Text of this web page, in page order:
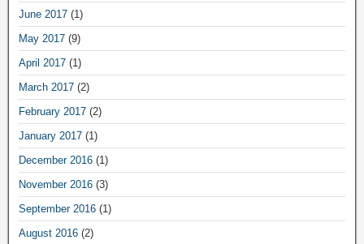
June 2017 (1)
May 2017 (9)
April 2017 (1)
March 2017 (2)
February 2017 (2)
January 2017 (1)
December 2016 (1)
November 2016 (3)
September 2016 (1)
August 2016 (2)